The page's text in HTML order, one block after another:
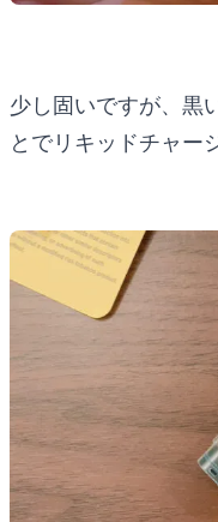
少し固いですが、黒
とでリキッドチャー